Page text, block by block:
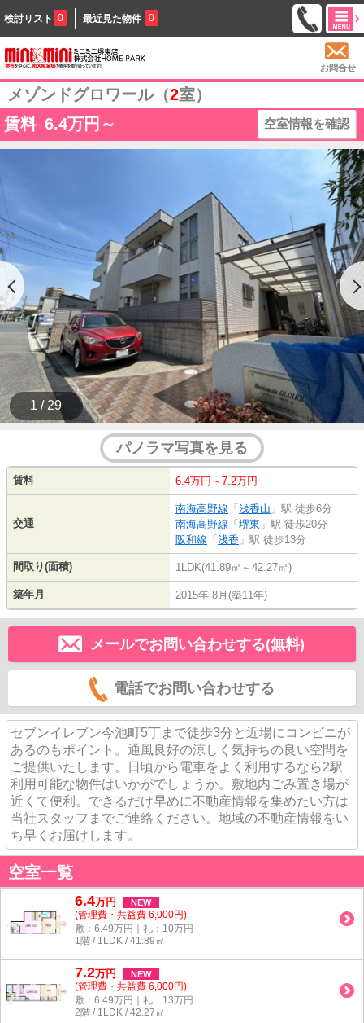
検討リスト 0 最近見た物件 0
お問合せ
メゾンドグロワール（2室）
賃料 6.4万円～ 空室情報を確認
1 / 29
パノラマ写真を見る
賃料 6.4万円～7.2万円
交通
南海高野線 「 浅香山 」駅 徒歩6分
南海高野線 「 堺東 」駅 徒歩20分
阪和線 「 浅香 」駅 徒歩13分
間取り(面積) 1LDK(41.89㎡～42.27㎡)
築年月 2015年 8月(築11年)
メールでお問い合わせする(無料)
電話でお問い合わせする
セブンイレブン今池町5丁まで徒歩3分と近場にコンビニが
あるのもポイント。通風良好の涼しく気持ちの良い空間を
ご提供いたします。日頃から電車をよく利用するなら2駅
利用可能な物件はいかがでしょうか。敷地内ごみ置き場が
近くて便利。できるだけ早めに不動産情報を集めたい方は
当社スタッフまでご連絡ください。地域の不動産情報をい
ち早くお届けします。
空室一覧
6.4万円 NEW
(管理費・共益費 6,000円)
敷：6.49万円｜礼：10万円
1階 / 1LDK / 41.89㎡
7.2万円 NEW
(管理費・共益費 6,000円)
敷：6.49万円｜礼：13万円
2階 / 1LDK / 42.27㎡